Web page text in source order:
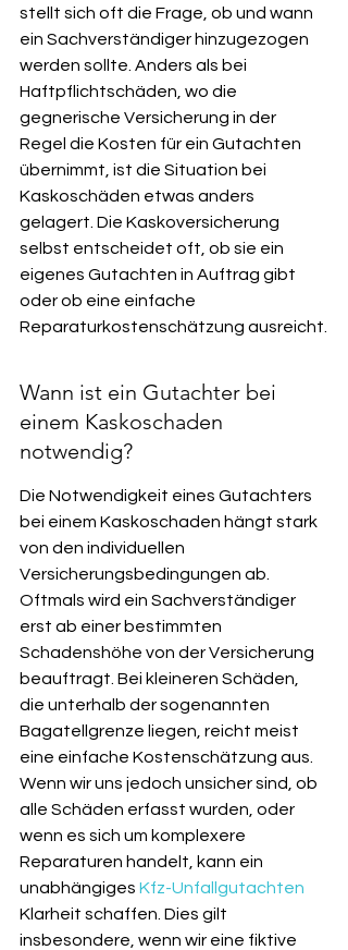
stellt sich oft die Frage, ob und wann
ein Sachverständiger hinzugezogen
werden sollte. Anders als bei
Haftpflichtschäden, wo die
gegnerische Versicherung in der
Regel die Kosten für ein Gutachten
übernimmt, ist die Situation bei
Kaskoschäden etwas anders
gelagert. Die Kaskoversicherung
selbst entscheidet oft, ob sie ein
eigenes Gutachten in Auftrag gibt
oder ob eine einfache
Reparaturkostenschätzung ausreicht.
Wann ist ein Gutachter bei
einem Kaskoschaden
notwendig?
Die Notwendigkeit eines Gutachters
bei einem Kaskoschaden hängt stark
von den individuellen
Versicherungsbedingungen ab.
Oftmals wird ein Sachverständiger
erst ab einer bestimmten
Schadenshöhe von der Versicherung
beauftragt. Bei kleineren Schäden,
die unterhalb der sogenannten
Bagatellgrenze liegen, reicht meist
eine einfache Kostenschätzung aus.
Wenn wir uns jedoch unsicher sind, ob
alle Schäden erfasst wurden, oder
wenn es sich um komplexere
Reparaturen handelt, kann ein
unabhängiges Kfz-Unfallgutachten
Klarheit schaffen. Dies gilt
insbesondere, wenn wir eine fiktive